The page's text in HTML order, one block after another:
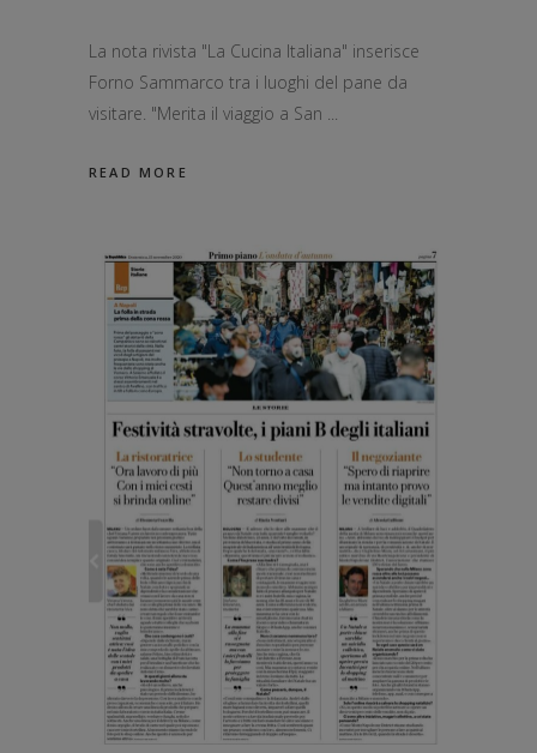
La nota rivista "La Cucina Italiana" inserisce
Forno Sammarco tra i luoghi del pane da
visitare. "Merita il viaggio a San
READ MORE